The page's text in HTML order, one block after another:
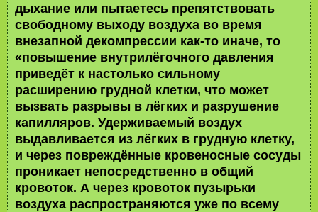
дыхание или пытаетесь препятствовать
свободному выходу воздуха во время
внезапной декомпрессии как-то иначе, то
«повышение внутрилёгочного давления
приведёт к настолько сильному
расширению грудной клетки, что может
вызвать разрывы в лёгких и разрушение
капилляров. Удерживаемый воздух
выдавливается из лёгких в грудную клетку,
и через повреждённые кровеносные сосуды
проникает непосредственно в общий
кровоток. А через кровоток пузырьки
воздуха распространяются уже по всему